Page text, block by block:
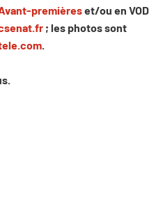
premièreset/ou en VOD
; les photos sont